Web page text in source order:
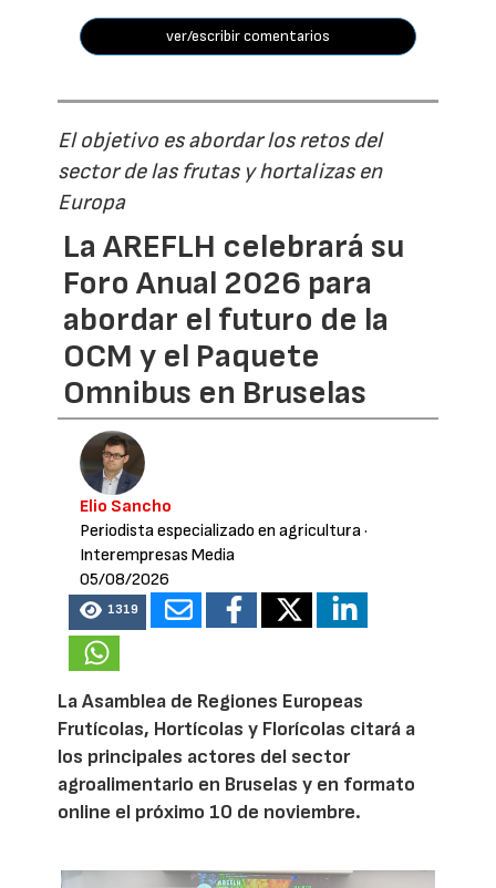
ver/escribir comentarios
El objetivo es abordar los retos del
sector de las frutas y hortalizas en
Europa
La AREFLH celebrará su
Foro Anual 2026 para
abordar el futuro de la
OCM y el Paquete
Omnibus en Bruselas
Elio Sancho
Periodista especializado en agricultura·
Interempresas Media
05/08/2026
1319
La Asamblea de Regiones Europeas
Frutícolas, Hortícolas y Florícolas citará a
los principales actores del sector
agroalimentario en Bruselas y en formato
online el próximo 10 de noviembre.